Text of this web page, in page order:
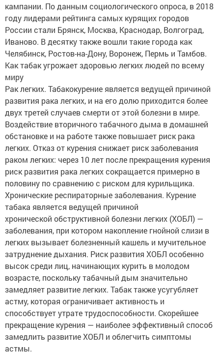
кампании. По данным социологического опроса, в 2018
году лидерами рейтинга самых курящих городов
России стали Брянск, Москва, Краснодар, Волгоград,
Иваново. В десятку также вошли такие города как
Челябинск, Ростов-на-Дону, Воронеж, Пермь и Тамбов.
Как табак угрожает здоровью легких людей по всему
миру
Рак легких. Табакокурение является ведущей причиной
развития рака легких, и на его долю приходится более
двух третей случаев смерти от этой болезни в мире.
Воздействие вторичного табачного дыма в домашней
обстановке и на работе также повышает риск рака
легких. Отказ от курения снижает риск заболевания
раком легких: через 10 лет после прекращения курения
риск развития рака легких сокращается примерно в
половину по сравнению с риском для курильщика.
Хронические респираторные заболевания. Курение
табака является ведущей причиной
хронической обструктивной болезни легких (ХОБЛ) —
заболевания, при котором накопление гнойной слизи в
легких вызывает болезненный кашель и мучительное
затруднение дыхания. Риск развития ХОБЛ особенно
высок среди лиц, начинающих курить в молодом
возрасте, поскольку табачный дым значительно
замедляет развитие легких. Табак также усугубляет
астму, которая ограничивает активность и
способствует утрате трудоспособности. Скорейшее
прекращение курения — наиболее эффективный способ
замедлить развитие ХОБЛ и облегчить симптомы
астмы.